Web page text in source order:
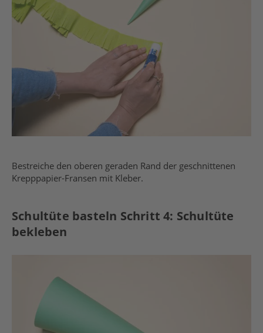
Bestreiche den oberen geraden Rand der geschnittenen
Krepppapier-Fransen mit Kleber.
Schultüte basteln Schritt 4: Schultüte
bekleben